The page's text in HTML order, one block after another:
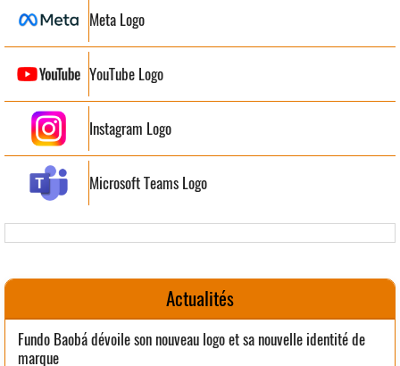
Meta Logo
YouTube Logo
Instagram Logo
Microsoft Teams Logo
Actualités
Fundo Baobá dévoile son nouveau logo et sa nouvelle identité de
marque